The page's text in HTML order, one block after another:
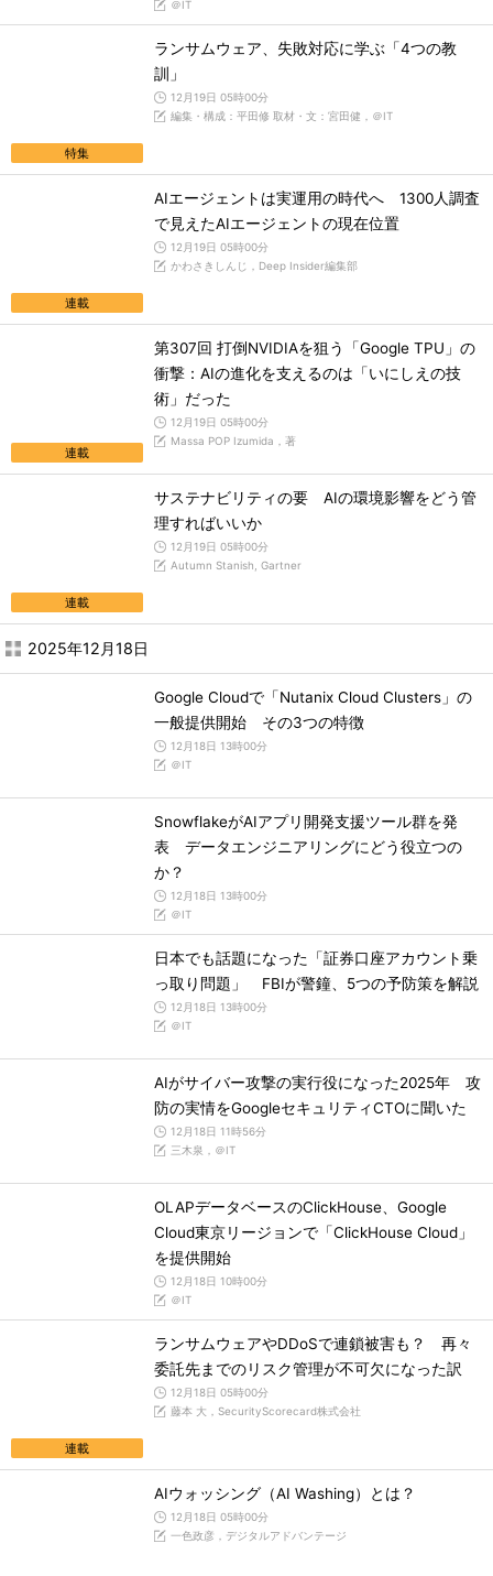
＠IT
特集
ランサムウェア、失敗対応に学ぶ「4つの教
訓」
12月19日 05時00分
編集・構成：平田修 取材・文：宮田健，＠IT
連載
AIエージェントは実運用の時代へ 1300人調査
で見えたAIエージェントの現在位置
12月19日 05時00分
かわさきしんじ，Deep Insider編集部
連載
第307回 打倒NVIDIAを狙う「Google TPU」の
衝撃：AIの進化を支えるのは「いにしえの技
術」だった
12月19日 05時00分
Massa POP Izumida，著
連載
サステナビリティの要 AIの環境影響をどう管
理すればいいか
12月19日 05時00分
Autumn Stanish, Gartner
2025年12月18日
Google Cloudで「Nutanix Cloud Clusters」の
一般提供開始 その3つの特徴
12月18日 13時00分
＠IT
SnowflakeがAIアプリ開発支援ツール群を発
表 データエンジニアリングにどう役立つの
か？
12月18日 13時00分
＠IT
日本でも話題になった「証券口座アカウント乗
っ取り問題」 FBIが警鐘、5つの予防策を解説
12月18日 13時00分
＠IT
AIがサイバー攻撃の実行役になった2025年 攻
防の実情をGoogleセキュリティCTOに聞いた
12月18日 11時56分
三木泉，＠IT
OLAPデータベースのClickHouse、Google
Cloud東京リージョンで「ClickHouse Cloud」
を提供開始
12月18日 10時00分
＠IT
連載
ランサムウェアやDDoSで連鎖被害も？ 再々
委託先までのリスク管理が不可欠になった訳
12月18日 05時00分
藤本 大，SecurityScorecard株式会社
AIウォッシング（AI Washing）とは？
12月18日 05時00分
一色政彦，デジタルアドバンテージ